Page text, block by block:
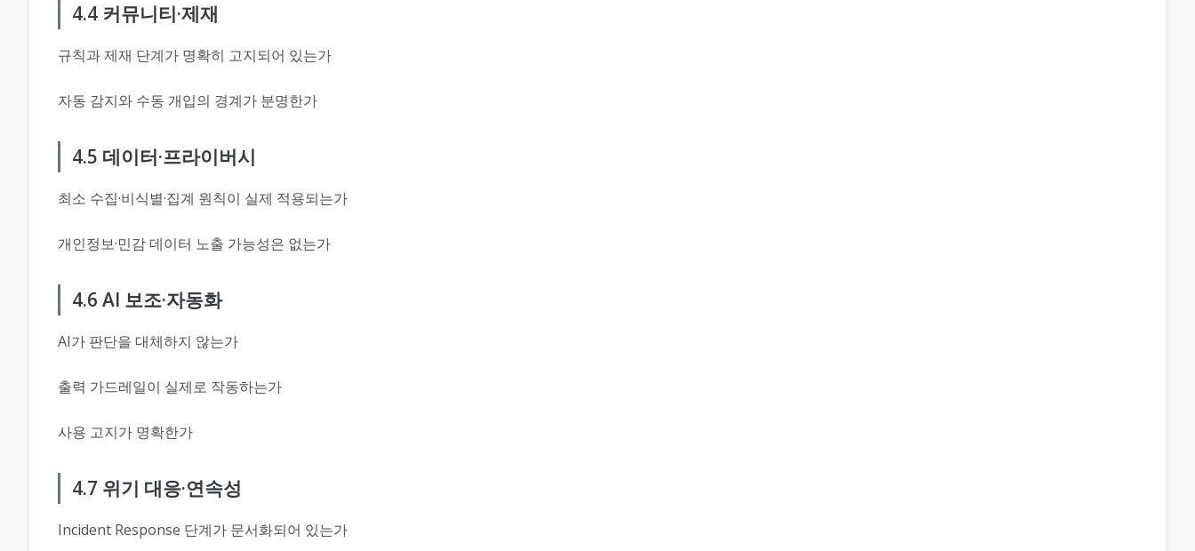
4.4 커뮤니티·제재
규칙과 제재 단계가 명확히 고지되어 있는가
자동 감지와 수동 개입의 경계가 분명한가
4.5 데이터·프라이버시
최소 수집·비식별·집계 원칙이 실제 적용되는가
개인정보·민감 데이터 노출 가능성은 없는가
4.6 AI 보조·자동화
AI가 판단을 대체하지 않는가
출력 가드레일이 실제로 작동하는가
사용 고지가 명확한가
4.7 위기 대응·연속성
Incident Response 단계가 문서화되어 있는가